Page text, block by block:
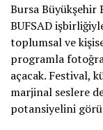
Bursa Büyükşehir
BUFSAD
toplumsal ve
programla
açacak. Festival,
marjinal seslere
potansiyelini